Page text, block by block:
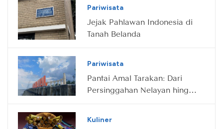
Pariwisata
Jejak Pahlawan Indonesia di
Tanah Belanda
Pariwisata
Pantai Amal Tarakan: Dari
Persinggahan Nelayan hingga
Kuliner